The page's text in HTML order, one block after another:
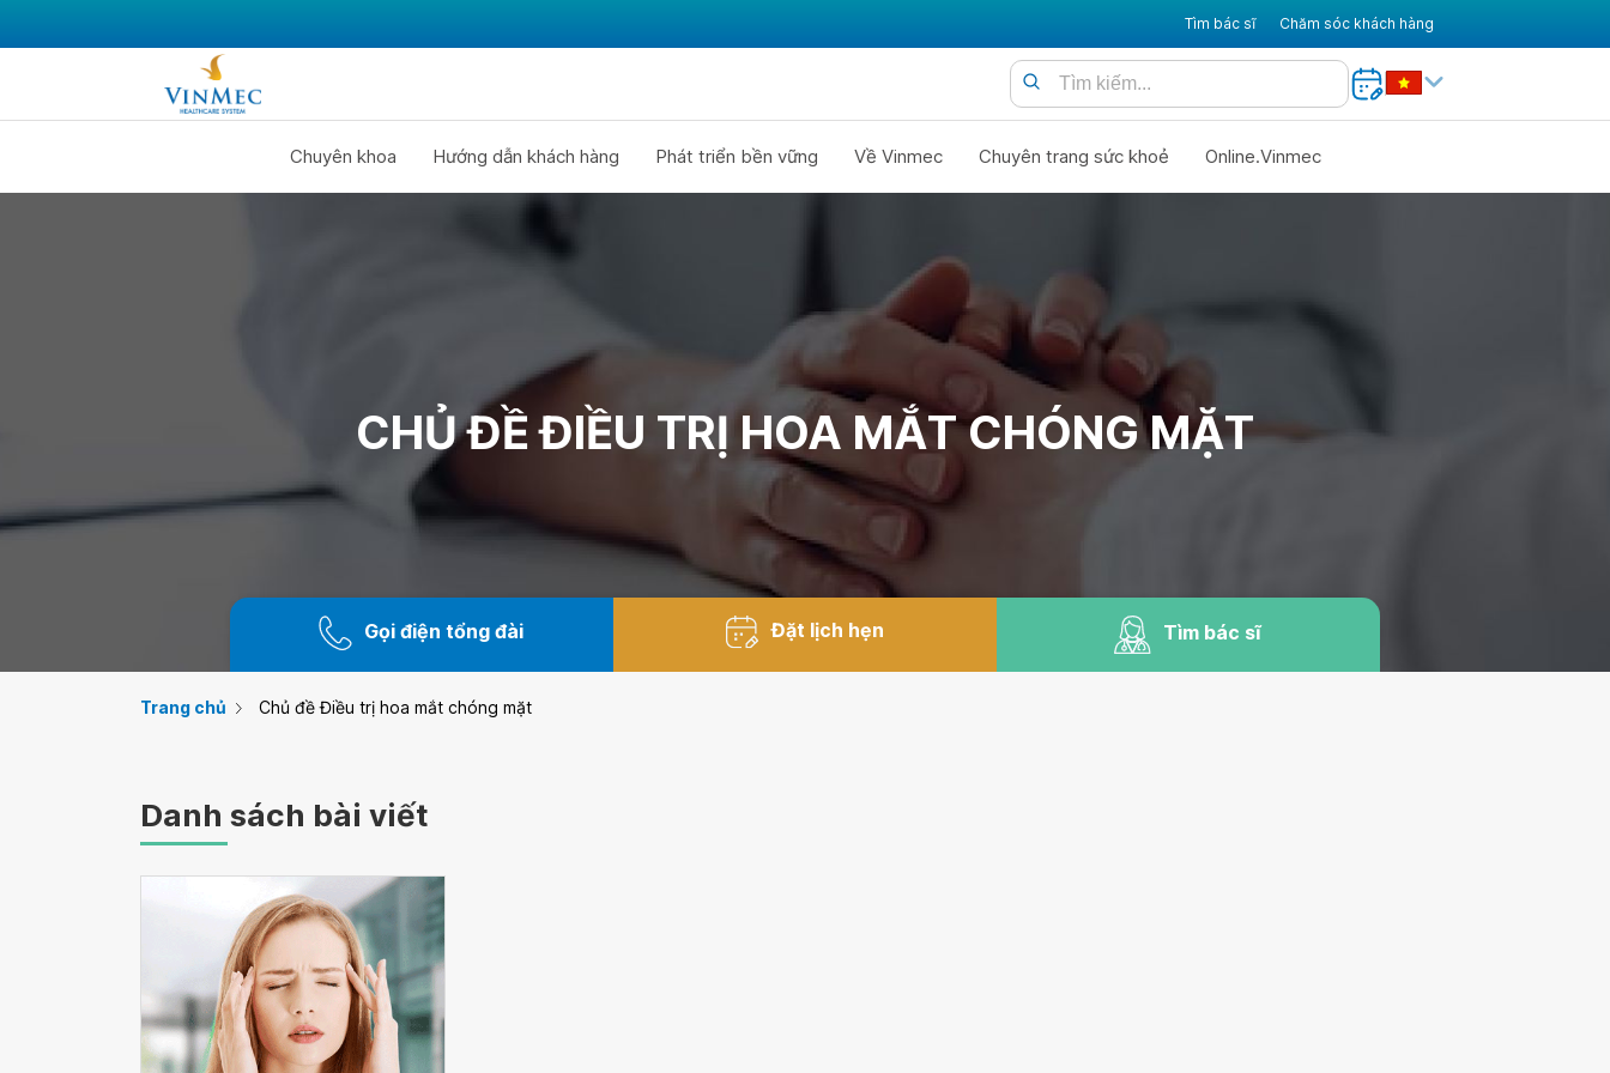
Tìm bác sĩ Chăm sóc khách hàng
Chuyên khoa Hướng dẫn khách hàng Phát triển bền vững Về Vinmec Chuyên trang sức khoẻ Online.Vinmec
CHỦ ĐỀ ĐIỀU TRỊ HOA MẮT CHÓNG MẶT
Gọi điện tổng đài Đặt lịch hẹn Tìm bác sĩ
Trang chủ Chủ đề Điều trị hoa mắt chóng mặt
Danh sách bài viết